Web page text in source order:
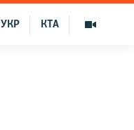
КТА
УКР